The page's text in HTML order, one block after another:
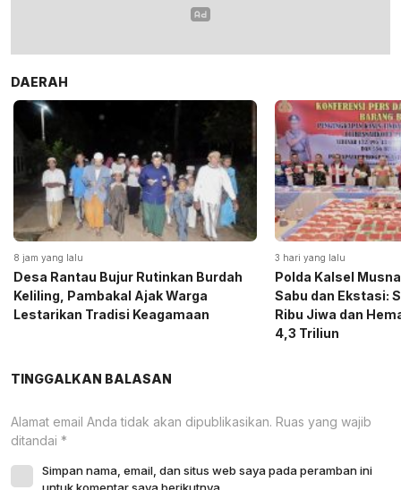
DAERAH
8 jam yang lalu
Desa Rantau Bujur Rutinkan Burdah
Keliling, Pambakal Ajak Warga
Lestarikan Tradisi Keagamaan
3 hari yang lalu
Polda Kalsel
Sabu dan Ekstasi:
Ribu Jiwa dan
4,3 Triliun
TINGGALKAN BALASAN
Alamat email Anda tidak akan dipublikasikan. Ruas yang wajib
ditandai *
Simpan nama, email, dan situs web saya pada peramban ini